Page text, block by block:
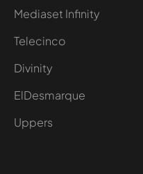
Mediaset Infinity
Telecinco
Divinity
ElDesmarque
Uppers